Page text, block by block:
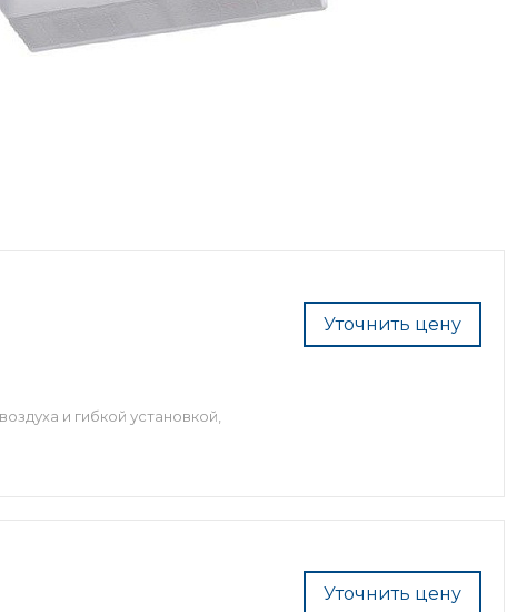
Уточнить цену
и гибкой установкой,
Уточнить цену